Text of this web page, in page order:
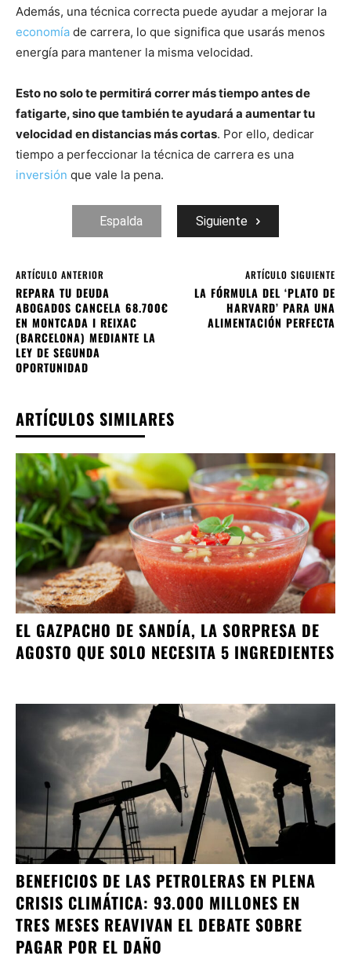
Además, una técnica correcta puede ayudar a mejorar la
economía de carrera, lo que significa que usarás menos
energía para mantener la misma velocidad.
Esto no solo te permitirá correr más tiempo antes de
fatigarte, sino que también te ayudará a aumentar tu
velocidad en distancias más cortas. Por ello, dedicar
tiempo a perfeccionar la técnica de carrera es una
inversión que vale la pena.
Espalda Siguiente
ARTÍCULO ANTERIOR
REPARA TU DEUDA
ABOGADOS CANCELA 68.700€
EN MONTCADA I REIXAC
(BARCELONA) MEDIANTE LA
LEY DE SEGUNDA
OPORTUNIDAD
ARTÍCULO SIGUIENTE
LA FÓRMULA DEL ‘PLATO DE
HARVARD’ PARA UNA
ALIMENTACIÓN PERFECTA
ARTÍCULOS SIMILARES
EL GAZPACHO DE SANDÍA, LA SORPRESA DE
AGOSTO QUE SOLO NECESITA 5 INGREDIENTES
BENEFICIOS DE LAS PETROLERAS EN PLENA
CRISIS CLIMÁTICA: 93.000 MILLONES EN
TRES MESES REAVIVAN EL DEBATE SOBRE
PAGAR POR EL DAÑO